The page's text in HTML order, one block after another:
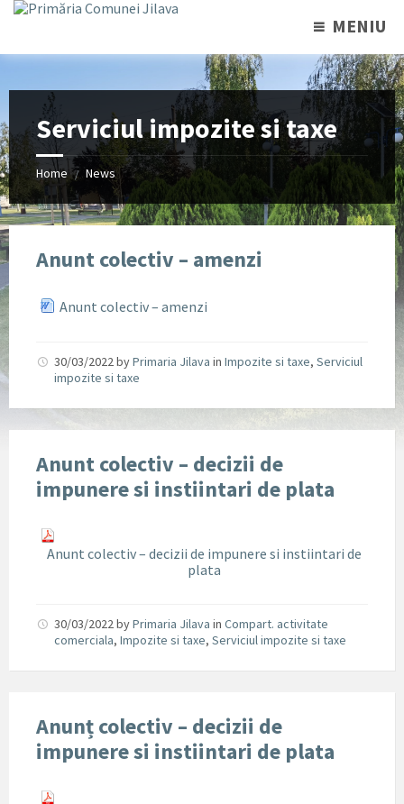
MENIU
Serviciul impozite si taxe
Home / News
Anunt colectiv – amenzi
Anunt colectiv – amenzi
30/03/2022byPrimaria Jilava in Impozite si taxe, Serviciul
impozite si taxe
Anunt colectiv – decizii de
impunere si instiintari de plata
Anunt colectiv – decizii de impunere si instiintari de
plata
30/03/2022byPrimaria Jilava in Compart. activitate
comerciala, Impozite si taxe, Serviciul impozite si taxe
Anunț colectiv – decizii de
impunere si instiintari de plata